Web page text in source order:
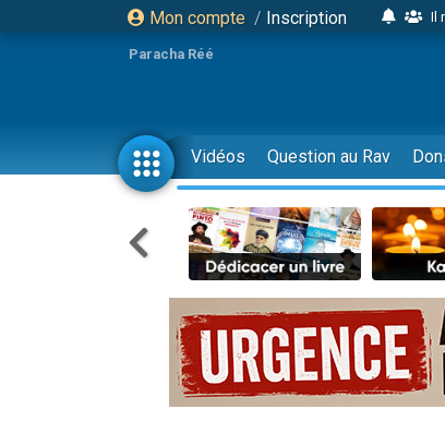
Mon compte / Inscription
Il
2
6
2
17
4
Il
Eva
4
3
Paracha Réé
Vidéos Question au Rav